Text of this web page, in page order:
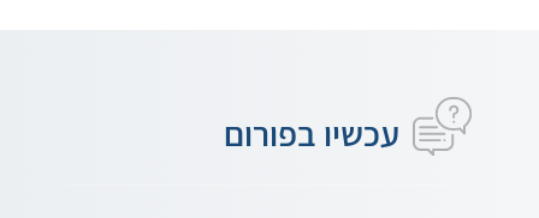
עכשיו בפורום